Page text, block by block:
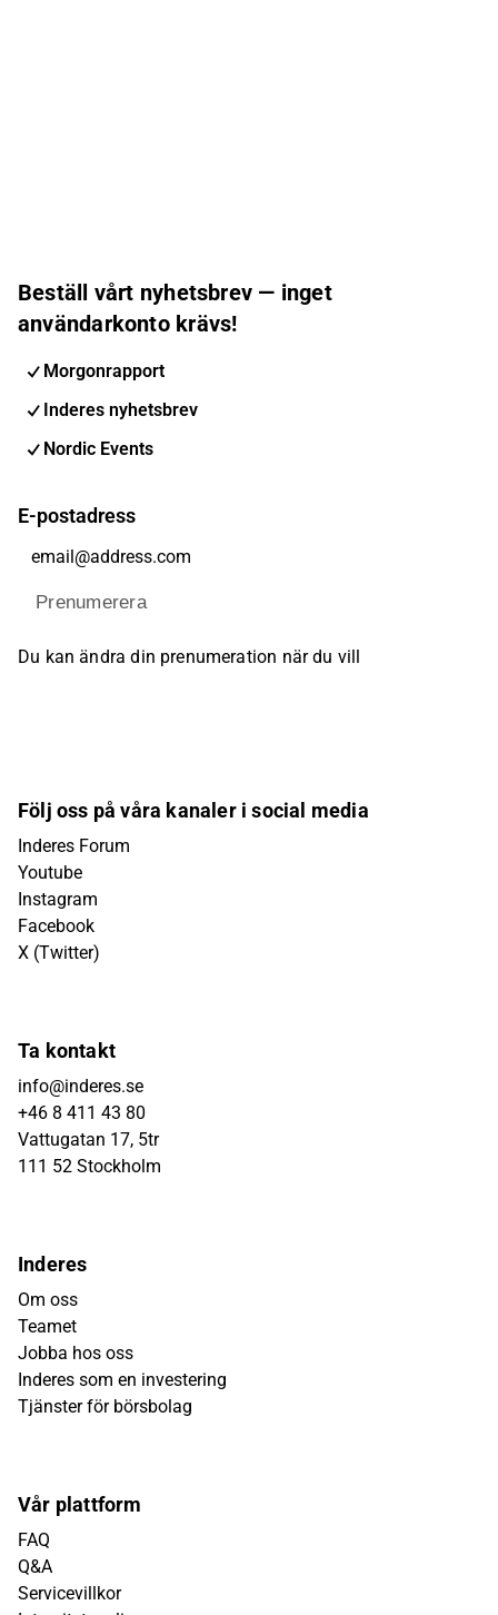
Beställ vårt nyhetsbrev — inget
användarkonto krävs!
Morgonrapport
Inderes nyhetsbrev
Nordic Events
E-postadress
Prenumerera
Du kan ändra din prenumeration när du vill
Följ oss på våra kanaler i social media
Inderes Forum
Youtube
Instagram
Facebook
X (Twitter)
Ta kontakt
info@inderes.se
+46 8 411 43 80
Vattugatan 17, 5tr
111 52 Stockholm
Inderes
Om oss
Teamet
Jobba hos oss
Inderes som en investering
Tjänster för börsbolag
Vår plattform
FAQ
Q&A
Servicevillkor